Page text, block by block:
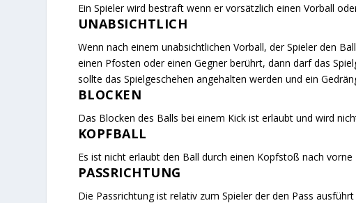
Ein Spieler wird bestraft wenn er vorsätzlich einen Vorball
UNABSICHTLICH
Wenn nach einem unabsichtlichen Vorball, der Spieler den
einen Pfosten oder einen Gegner berührt, dann darf das
sollte das Spielgeschehen angehalten werden und ein
BLOCKEN
Das Blocken des Balls bei einem Kick ist erlaubt und wird
KOPFBALL
Es ist nicht erlaubt den Ball durch einen Kopfstoß nach vorne
PASSRICHTUNG
Die Passrichtung ist relativ zum Spieler der den Pass